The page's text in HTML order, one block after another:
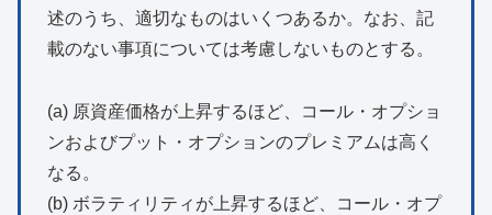
述のうち、適切なものはいくつあるか。なお、記
載のない事項については考慮しないものとする。
(a) 原資産価格が上昇するほど、コール・オプショ
ンおよびプット・オプションのプレミアムは高く
なる。
(b) ボラティリティが上昇するほど、コール・オプ